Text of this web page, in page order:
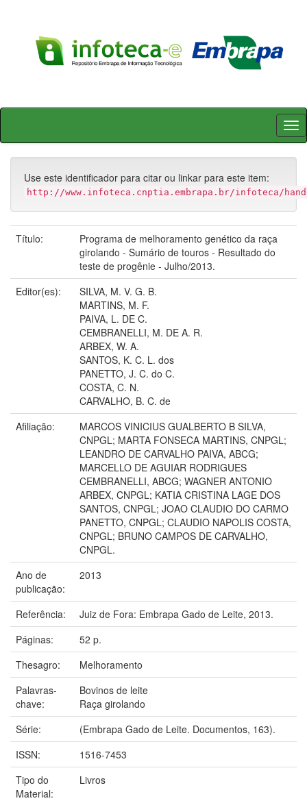
Skip
Use este identificador para citar ou linkar para este item:
http://www.infoteca.cnptia.embrapa.br/infoteca/
Título:
Programa de melhoramento genético da raça
girolando - Sumário de touros - Resultado do
teste de progênie - Julho/2013.
Editor(es):
SILVA, M. V. G. B.
MARTINS, M. F.
PAIVA, L. DE C.
CEMBRANELLI, M. DE A. R.
ARBEX, W. A.
SANTOS, K. C. L. dos
PANETTO, J. C. do C.
COSTA, C. N.
CARVALHO, B. C. de
Afiliação:
MARCOS VINICIUS GUALBERTO B SILVA,
CNPGL; MARTA FONSECA MARTINS, CNPGL;
LEANDRO DE CARVALHO PAIVA, ABCG;
MARCELLO DE AGUIAR RODRIGUES
CEMBRANELLI, ABCG; WAGNER ANTONIO
ARBEX, CNPGL; KATIA CRISTINA LAGE DOS
SANTOS, CNPGL; JOAO CLAUDIO DO CARMO
PANETTO, CNPGL; CLAUDIO NAPOLIS COSTA,
CNPGL; BRUNO CAMPOS DE CARVALHO,
CNPGL.
Ano de
publicação:
2013
Referência:
Juiz de Fora: Embrapa Gado de Leite, 2013.
Páginas:
52 p.
Thesagro:
Melhoramento
Palavras-
chave:
Bovinos de leite
Raça girolando
Série:
(Embrapa Gado de Leite. Documentos, 163).
ISSN:
1516-7453
Tipo do
Material:
Livros